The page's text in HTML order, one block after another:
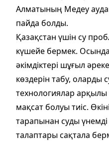
Алматының Медеу
пайда болды.
Қазақстан үшін су
күшейе бермек.
әкімдіктері шұғыл
көздерін табу, оларды
технологиялар арқылы
мақсат болуы тиіс.
тарапынан суды
талаптары сақтала